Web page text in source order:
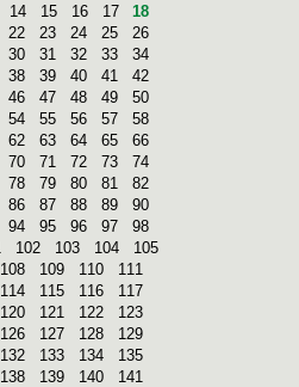
14 15 16 17
18
22 23 24 25
26
30 31 32 33
34
38 39 40 41
42
46 47 48 49
50
54 55 56 57
58
62 63 64 65
66
70 71 72 73
74
78 79 80 81
82
86 87 88 89
90
94 95 96 97
98
102 103 104
105
108 109 110
111
114 115 116
117
120 121 122
123
126 127 128
129
132 133 134
135
138 139 140
141